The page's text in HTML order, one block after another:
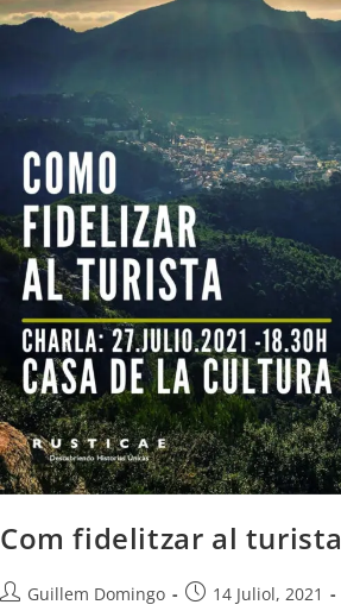
Com fidelitzar al turista
Guillem Domingo 14 Juliol, 2021